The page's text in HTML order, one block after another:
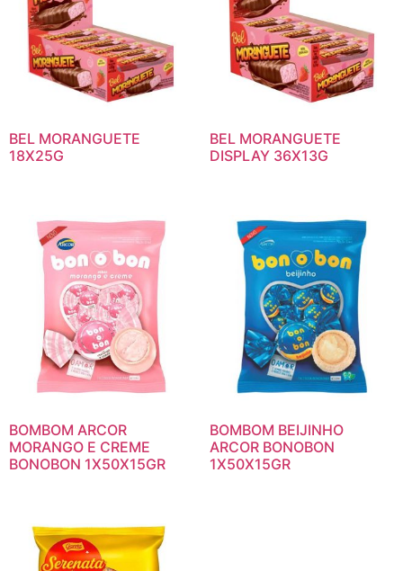
BEL MORANGUETE
18X25G
BEL MORANGUETE
DISPLAY 36X13G
BOMBOM ARCOR
MORANGO E CREME
BONOBON 1X50X15GR
BOMBOM BEIJINHO
ARCOR BONOBON
1X50X15GR